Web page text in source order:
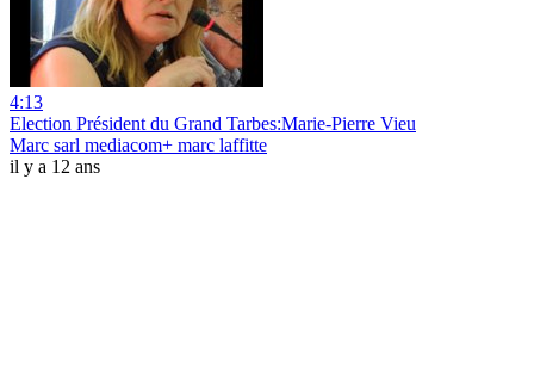
4:13
Election Président du Grand Tarbes:Marie-Pierre Vieu
Marc sarl mediacom+ marc laffitte
il y a 12 ans